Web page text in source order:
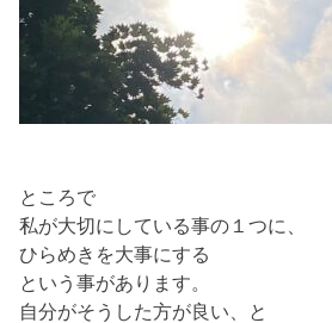
ところで
私が大切にしている事の１つに、
ひらめきを大事にする
という事があります。
自分がそうした方が良い、と